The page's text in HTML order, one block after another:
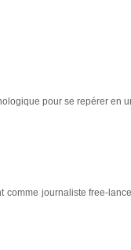
pour se repérer en
journaliste free-